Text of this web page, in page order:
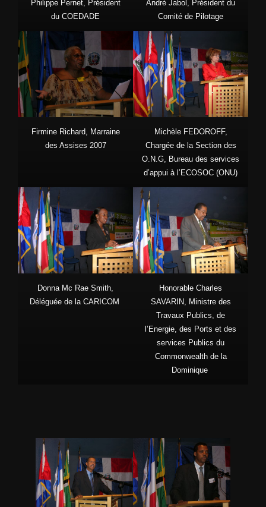
Philippe Pernet, Président
du COEDADE
André Jabol, Président du
Comité de Pilotage
Firmine Richard, Marraine
des Assises 2007
Michèle FEDOROFF,
Chargée de la Section des
O.N.G, Bureau des services
d’appui à l’ECOSOC (ONU)
Donna Mc Rae Smith,
Déléguée de la CARICOM
Honorable Charles
SAVARIN, Ministre des
Travaux Publics, de
l’Energie, des Ports et des
services Publics du
Commonwealth de la
Dominique